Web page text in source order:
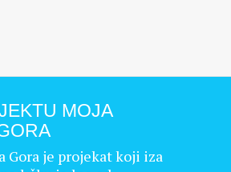
MOJA
Gora je projekat koji iza